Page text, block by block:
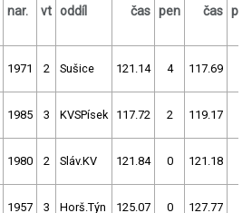
nar. vt oddíl čas pen čas pen
1971 2 Sušice 121.14 4 117.69
1985 3 KVSPísek 117.72 2 119.17
1980 2 Sláv.KV 121.84 0 121.18
1957 3 Horš.Týn 125.07 0 127.77